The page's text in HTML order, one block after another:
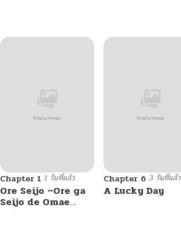
Chapter 1 1 วันที่แล้ว
Ore Seijo ~Ore ga
Seijo de Omae
Chapter 6 3 วันที่แล้ว
A Lucky Day